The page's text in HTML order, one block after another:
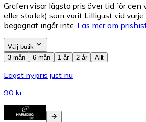
Grafen visar lägsta pris över tid för den
eller storlek) som varit billigast vid
begagnat ingår inte. Läs mer om
Välj butik
3 mån
6 mån 1 år 2 år Allt
Lägst nypris just nu
90 kr